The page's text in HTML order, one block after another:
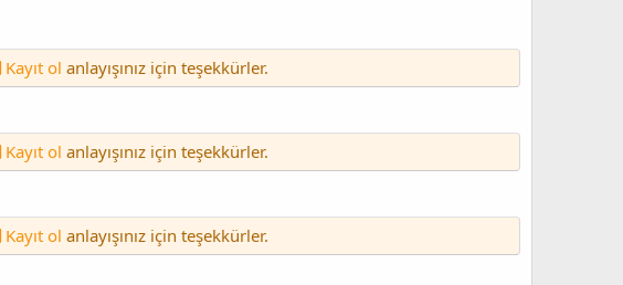
Kayıt ol anlayışınız için teşekkürler.
Kayıt ol anlayışınız için teşekkürler.
Kayıt ol anlayışınız için teşekkürler.